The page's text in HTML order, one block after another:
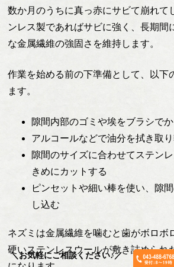
数か月のうちに真っ赤にサビて崩れて
ンレス製であればサビに強く、長期間
な金属繊維の強固さを維持します。
作業を始める前の下準備として、以下
ます。
隙間内部のゴミや埃をブラシで
アルコールなどで油分を拭き取
隙間のサイズに合わせてステン
きめにカットする
ピンセットや細い棒を使い、隙
し込む
ネズミは金属繊維を噛むと歯がボロボ
硬いステンレスウールが敷き詰められ
＼お気軽にご相談ください♪／